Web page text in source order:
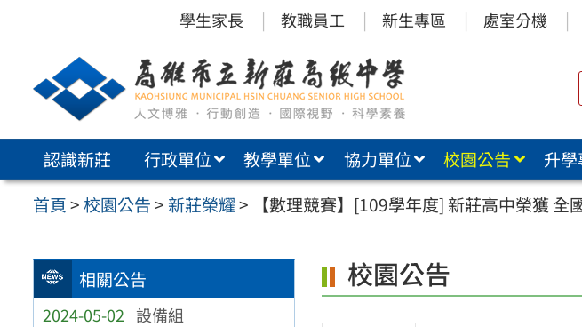
內
學生家長 教職員工 新生專區 處室分機
認識新莊 行政單位 教學單位 協力單位 校園公告 升
首頁>校園公告> 新莊榮耀> 【數理競賽】[109學年度] 新莊高中榮獲
相關公告
2024-05-02 設備組
校園公告